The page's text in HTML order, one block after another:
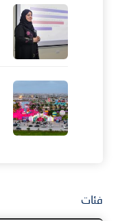
فئات